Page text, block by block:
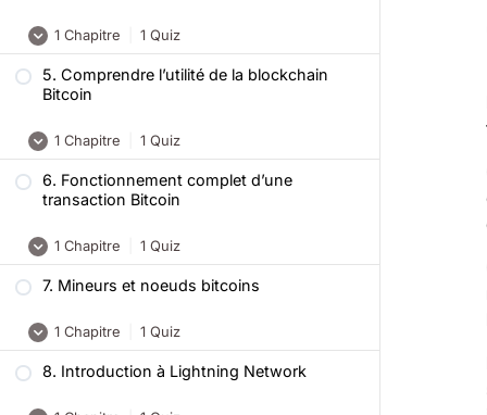
utiliser un portefeuille bitcoin ?
1 Chapitre 1 Quiz
Ce qu’il faut retenir
acheter, recevoir et envoyer des bitcoins
5. Comprendre l’utilité de la blockchain
Bitcoin
1 Chapitre 1 Quiz
Ce qu’il faut retenir
l’utilité de la blockchain Bitcoin
6. Fonctionnement complet d’une
transaction Bitcoin
1 Chapitre 1 Quiz
Ce qu’il faut retenir
Quiz – Formation Bitcoin :
Fonctionnement complet d’une
transaction Bitcoin
7. Mineurs et noeuds bitcoins
1 Chapitre 1 Quiz
Ce qu’il faut retenir
8. Introduction à Lightning Network